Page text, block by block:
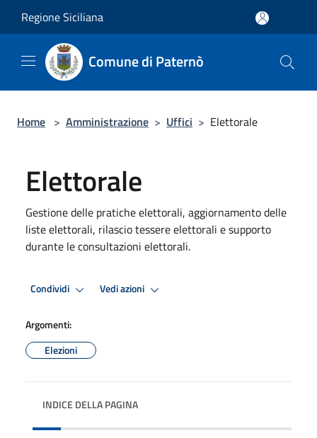
Regione Siciliana
Comune di Paternò
Home > Amministrazione > Uffici > Elettorale
Elettorale
Gestione delle pratiche elettorali, aggiornamento delle
liste elettorali, rilascio tessere elettorali e supporto
durante le consultazioni elettorali.
Condividi Vedi azioni
Argomenti:
Elezioni
INDICE DELLA PAGINA